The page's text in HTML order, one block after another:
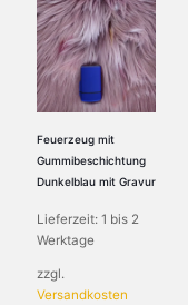
Feuerzeug mit
Gummibeschichtung
Dunkelblau mit Gravur
Lieferzeit: 1 bis 2
Werktage
zzgl.
Versandkosten